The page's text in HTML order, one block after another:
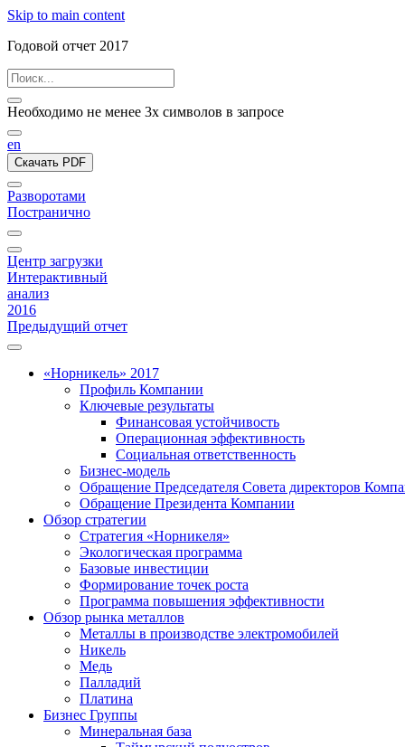
Skip to main content
Годовой отчет 2017
Необходимо не менее 3х символов в запросе
en
Скачать PDF
Разворотами
Постранично
Центр загрузки
Интерактивный
анализ
2016
Предыдущий отчет
«Норникель» 2017
Профиль Компании
Ключевые результаты
Финансовая устойчивость
Операционная эффективность
Социальная ответственность
Бизнес-модель
Обращение Председателя Совета директоров
Обращение Президента Компании
Обзор стратегии
Стратегия «Норникеля»
Экологическая программа
Базовые инвестиции
Формирование точек роста
Программа повышения эффективности
Обзор рынка металлов
Металлы в производстве электромобилей
Никель
Медь
Палладий
Платина
Бизнес Группы
Минеральная база